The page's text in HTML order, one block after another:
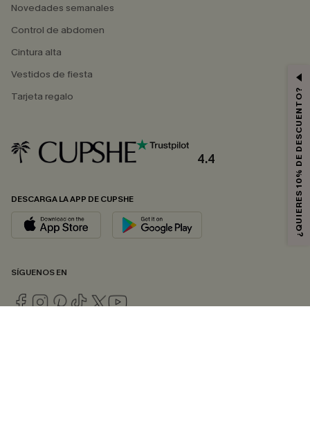
Novedades semanales
Control de abdomen
Cintura alta
Vestidos de fiesta
Tarjeta regalo
4.4
DESCARGA LA APP DE CUPSHE
SÍGUENOS EN
¿QUIERES 10% DE DESCUENTO?